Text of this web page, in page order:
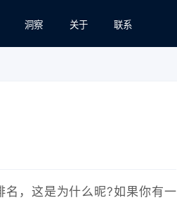
洞察 关于 联系
，这是为什么昵?如果你有一